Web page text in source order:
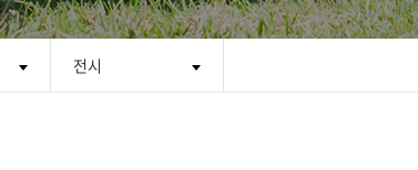
협력기관
오시는 길
전시